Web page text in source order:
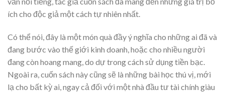
ích cho độc giả một cách tự nhiên nhất.
Có thể nói, đây là một món quà đầy ý nghĩa cho những ai đã và
đang bước vào thế giới kinh doanh, hoặc cho nhiều người
đang còn hoang mang, do dự trong cách sử dụng tiền bạc.
Ngoài ra, cuốn sách này cũng sẽ là những bài học thú vị, mới
lạ cho bất kỳ ai, ngay cả đối với một nhà đầu tư tài chính giàu